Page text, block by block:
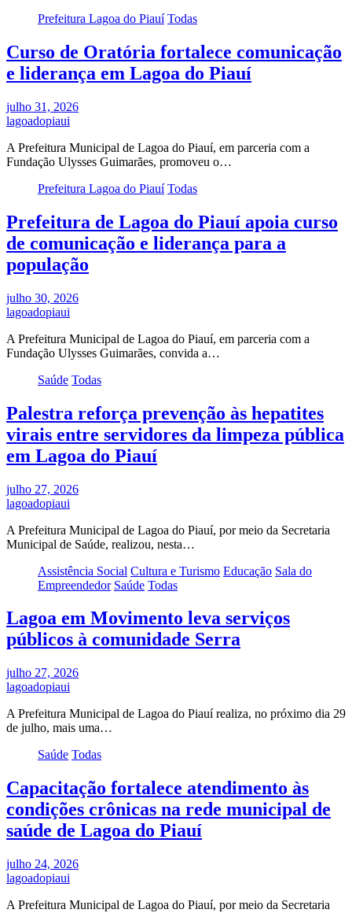
Prefeitura Lagoa do Piauí Todas
Curso de Oratória fortalece comunicação
e liderança em Lagoa do Piauí
julho 31, 2026
lagoadopiaui
A Prefeitura Municipal de Lagoa do Piauí, em parceria com a
Fundação Ulysses Guimarães, promoveu o…
Prefeitura Lagoa do Piauí Todas
Prefeitura de Lagoa do Piauí apoia curso
de comunicação e liderança para a
população
julho 30, 2026
lagoadopiaui
A Prefeitura Municipal de Lagoa do Piauí, em parceria com a
Fundação Ulysses Guimarães, convida a…
Saúde Todas
Palestra reforça prevenção às hepatites
virais entre servidores da limpeza pública
em Lagoa do Piauí
julho 27, 2026
lagoadopiaui
A Prefeitura Municipal de Lagoa do Piauí, por meio da Secretaria
Municipal de Saúde, realizou, nesta…
Assistência Social Cultura e Turismo Educação Sala do
Empreendedor Saúde Todas
Lagoa em Movimento leva serviços
públicos à comunidade Serra
julho 27, 2026
lagoadopiaui
A Prefeitura Municipal de Lagoa do Piauí realiza, no próximo dia 29
de julho, mais uma…
Saúde Todas
Capacitação fortalece atendimento às
condições crônicas na rede municipal de
saúde de Lagoa do Piauí
julho 24, 2026
lagoadopiaui
A Prefeitura Municipal de Lagoa do Piauí, por meio da Secretaria